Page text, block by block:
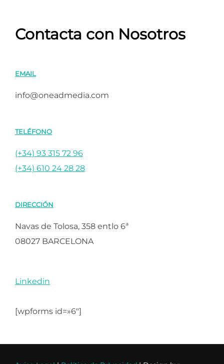
Contacta con Nosotros
EMAIL
info@oneadmedia.com
TELÉFONO
(+34) 93 315 72 96
(+34) 610 24 28 28
DIRECCIÓN
Navas de Tolosa, 358 entlo 6ª
08027 BARCELONA
Linkedin
[wpforms id=»6″]